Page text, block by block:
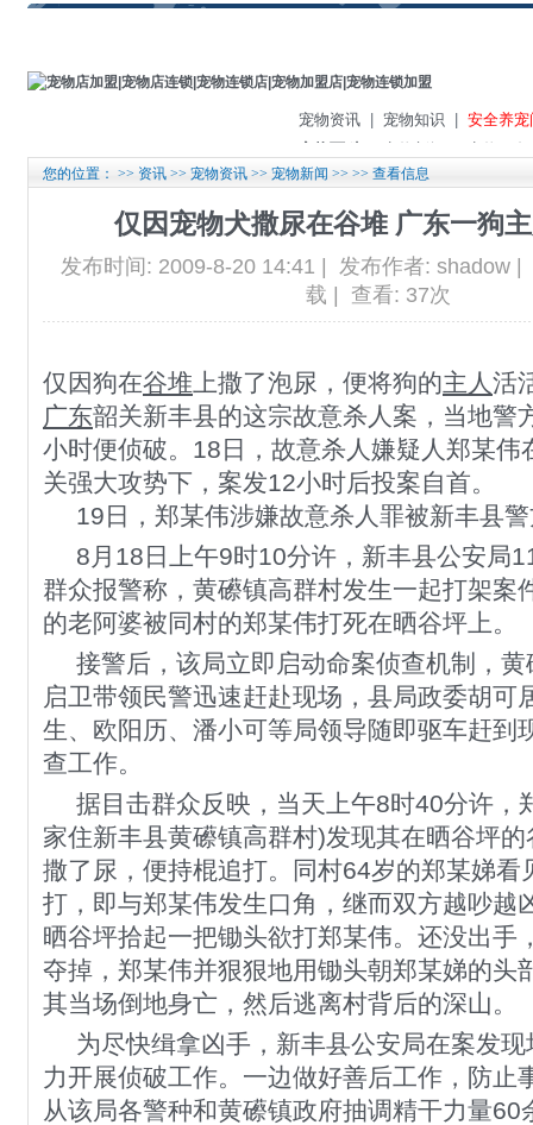
宠物资讯 宠物知识
安全养宠
您的位置： >> 资讯 >> 宠物资讯 >> 宠物新闻 >> >> 查看信息
仅因宠物犬撒尿在谷堆 广东一狗
发布时间: 2009-8-20 14:41 | 发布作者: shadow |
载 | 查看: 37次
仅因狗在谷堆 上撒了泡尿，便将狗的主人 活
广东韶关新丰县的这宗故意杀人案，当地警
小时便侦破。18日，故意杀人嫌疑人郑某伟
关强大攻势下，案发12小时后投案自首。
19日，郑某伟涉嫌故意杀人罪被新丰县
8月18日上午9时10分许，新丰县公安局
群众报警称，黄礤镇高群村发生一起打架案
的老阿婆被同村的郑某伟打死在晒谷坪上。
接警后，该局立即启动命案侦查机制，
启卫带领民警迅速赶赴现场，县局政委胡可
生、欧阳历、潘小可等局领导随即驱车赶到
查工作。
据目击群众反映，当天上午8时40分许，
家住新丰县黄礤镇高群村)发现其在晒谷坪
撒了尿，便持棍追打。同村64岁的郑某娣看
打，即与郑某伟发生口角，继而双方越吵越
晒谷坪拾起一把锄头欲打郑某伟。还没出手
夺掉，郑某伟并狠狠地用锄头朝郑某娣的头
其当场倒地身亡，然后逃离村背后的深山。
为尽快缉拿凶手，新丰县公安局在案发
力开展侦破工作。一边做好善后工作，防止
从该局各警种和黄礤镇政府抽调精干力量60